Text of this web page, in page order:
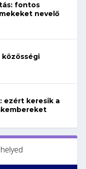
fontos
nevelő
közösségi
ezért keresik a